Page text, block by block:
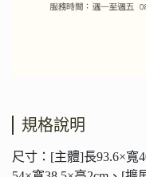
規格說明
尺寸：[主體]長93.6×寬